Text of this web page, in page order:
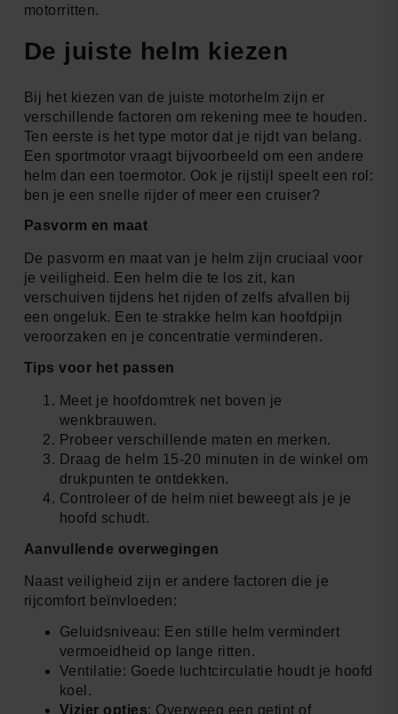
motorritten.
De juiste helm kiezen
Bij het kiezen van de juiste motorhelm zijn er
verschillende factoren om rekening mee te houden.
Ten eerste is het type motor dat je rijdt van belang.
Een sportmotor vraagt bijvoorbeeld om een andere
helm dan een toermotor. Ook je rijstijl speelt een rol:
ben je een snelle rijder of meer een cruiser?
Pasvorm en maat
De pasvorm en maat van je helm zijn cruciaal voor
je veiligheid. Een helm die te los zit, kan
verschuiven tijdens het rijden of zelfs afvallen bij
een ongeluk. Een te strakke helm kan hoofdpijn
veroorzaken en je concentratie verminderen.
Tips voor het passen
Meet je hoofdomtrek net boven je
wenkbrauwen.
Probeer verschillende maten en merken.
Draag de helm 15-20 minuten in de winkel om
drukpunten te ontdekken.
Controleer of de helm niet beweegt als je je
hoofd schudt.
Aanvullende overwegingen
Naast veiligheid zijn er andere factoren die je
rijcomfort beïnvloeden:
Geluidsniveau: Een stille helm vermindert
vermoeidheid op lange ritten.
Ventilatie: Goede luchtcirculatie houdt je hoofd
koel.
Vizier opties: Overweeg een getint of